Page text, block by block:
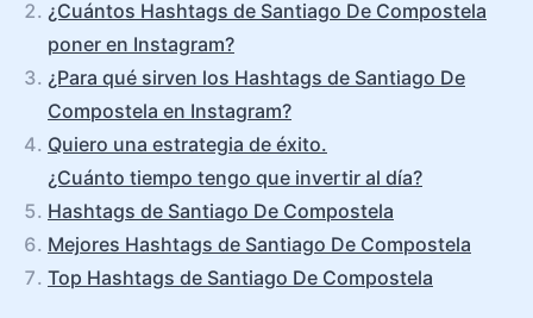
¿Cuántos Hashtags de Santiago De Compostela
poner en Instagram?
¿Para qué sirven los Hashtags de Santiago De
Compostela en Instagram?
Quiero una estrategia de éxito.
¿Cuánto tiempo tengo que invertir al día?
Hashtags de Santiago De Compostela
Mejores Hashtags de Santiago De Compostela
Top Hashtags de Santiago De Compostela